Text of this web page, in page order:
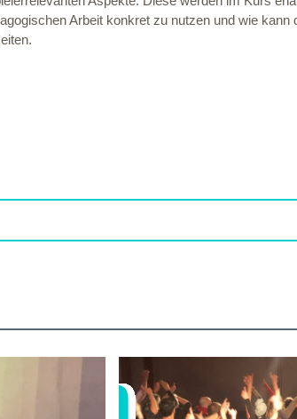
Arbeit konkret zu nutzen und wie kann